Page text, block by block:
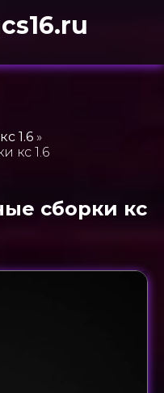
1.6 »
кс 1.6
сборки кс